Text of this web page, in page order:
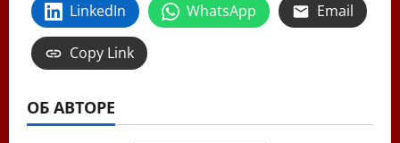
LinkedIn WhatsApp Email
Copy Link
ОБ АВТОРЕ